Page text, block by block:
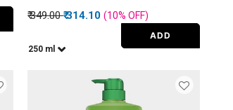
Price reduced from
₹ 349.00to
₹ 314.10(10%OFF)
250 ml
ADD